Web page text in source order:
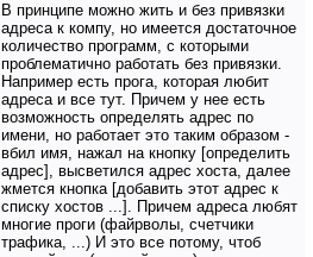
В принципе можно жить и без привязки
адреса к компу, но имеется достаточное
количество программ, с которыми
проблематично работать без привязки.
Например есть прога, которая любит
адреса и все тут. Причем у нее есть
возможность определять адрес по
имени, но работает это таким образом -
вбил имя, нажал на кнопку [определить
адрес], высветился адрес хоста, далее
жмется кнопка [добавить этот адрес к
списку хостов ...]. Причем адреса любят
многие проги (файрволы, счетчики
трафика, ...) И это все потому, чтоб